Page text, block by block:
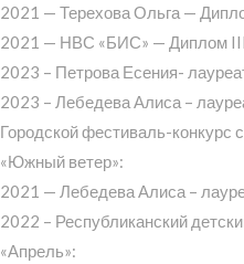
2021 — Терехова Ольга —
2021 — НВС «БИС» — Диплом III
2023 – Петрова Есения-
2023 – Лебедева Алиса –
Городской фестиваль-конкурс
«Южный ветер»:
2021 — Лебедева Алиса –
2022 – Республиканский
«Апрель»: